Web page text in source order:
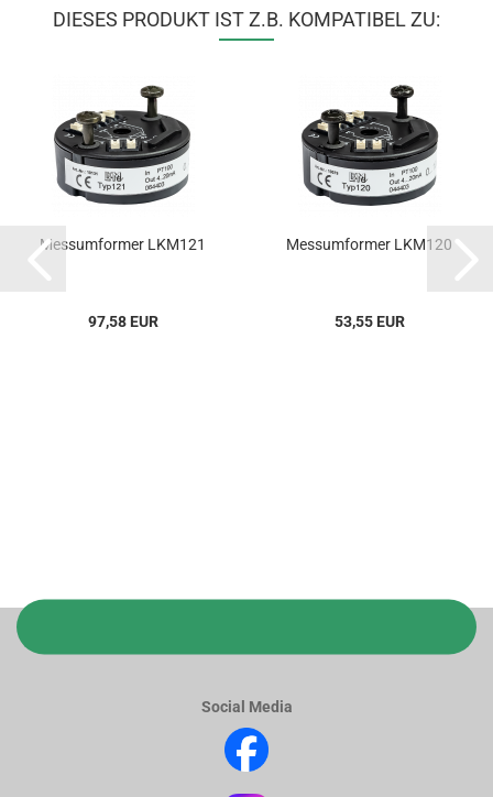
DIESES PRODUKT IST Z.B. KOMPATIBEL ZU:
Messumformer LKM121
97,58 EUR
Messumformer LKM120
53,55 EUR
Social Media